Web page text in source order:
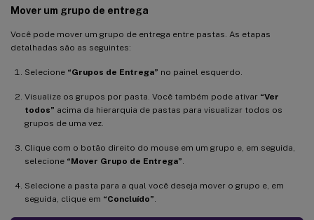
Mover um grupo de entrega
Você pode mover um grupo de entrega entre pastas. As etapas
detalhadas são as seguintes:
Selecione “Grupos de Entrega” no painel esquerdo.
Visualize os grupos por pasta. Você também pode ativar “Ver
todos” acima da hierarquia de pastas para visualizar todos os
grupos de uma vez.
Clique com o botão direito do mouse em um grupo e, em seguida,
selecione “Mover Grupo de Entrega”
Selecione a pasta para a qual você deseja mover o grupo e, em
seguida, clique em “Concluído”